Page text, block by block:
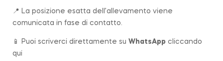
📍 La posizione esatta dell’allevamento viene
comunicata in fase di contatto.
📱 Puoi scriverci direttamente su WhatsApp cliccando
qui